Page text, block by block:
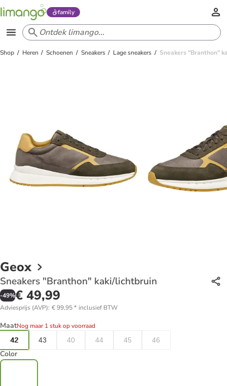
family
Shop Heren Schoenen Sneakers Lage sneakers Sneakers "Branthon"
Geox
Sneakers "Branthon" kaki/lichtbruin
-49%€ 49,99
Adviesprijs (AVP): € 99,95* inclusief BTW
MaatNog maar 1 stuk op voorraad
42
43 40 44 45 46
Color